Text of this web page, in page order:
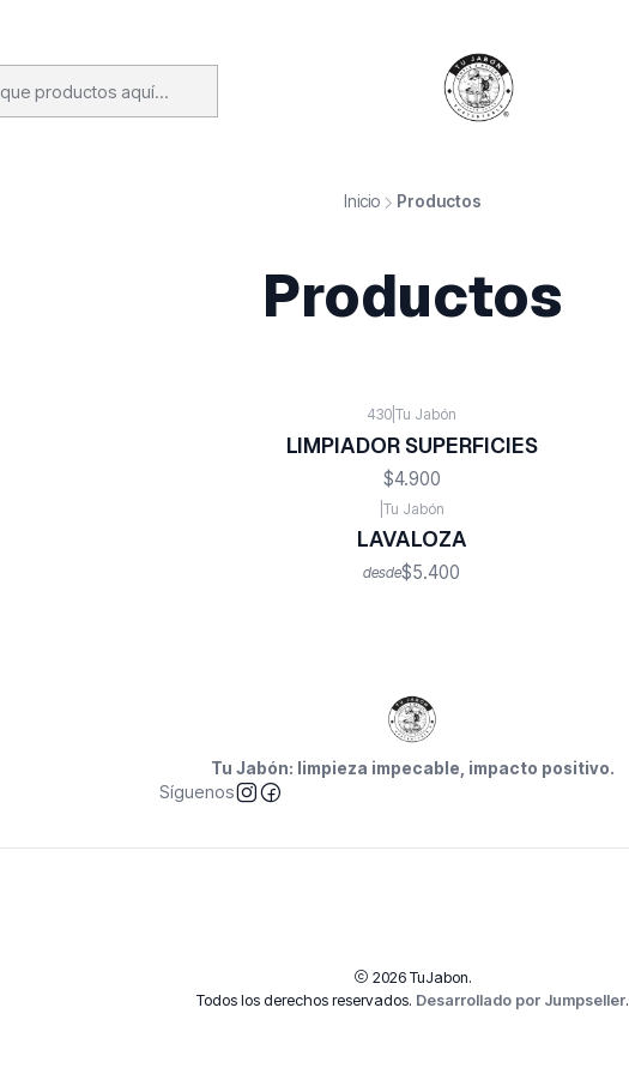
Inicio Productos
Productos
430 |Tu Jabón
LIMPIADOR SUPERFICIES
$4.900
Tu Jabón
LAVALOZA
desde$5.400
Tu Jabón: limpieza impecable, impacto positivo.
Síguenos
2026 TuJabon.
Todos los derechos reservados. Desarrollado por Jumpseller.